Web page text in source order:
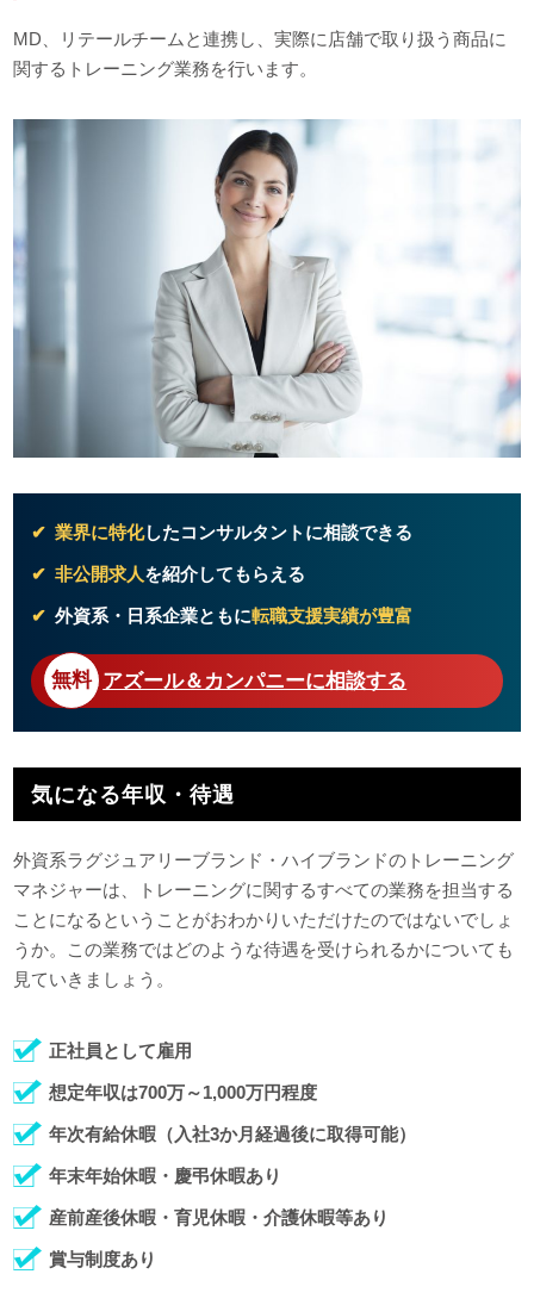
MD、リテールチームと連携し、実際に店舗で取り扱う商品に
関するトレーニング業務を行います。
業界に特化したコンサルタントに相談できる
非公開求人を紹介してもらえる
外資系・日系企業ともに転職支援実績が豊富
アズール＆カンパニーに相談する
気になる年収・待遇
外資系ラグジュアリーブランド・ハイブランドのトレーニング
マネジャーは、トレーニングに関するすべての業務を担当する
ことになるということがおわかりいただけたのではないでしょ
うか。この業務ではどのような待遇を受けられるかについても
見ていきましょう。
正社員として雇用
想定年収は700万～1,000万円程度
年次有給休暇（入社3か月経過後に取得可能）
年末年始休暇・慶弔休暇あり
産前産後休暇・育児休暇・介護休暇等あり
賞与制度あり